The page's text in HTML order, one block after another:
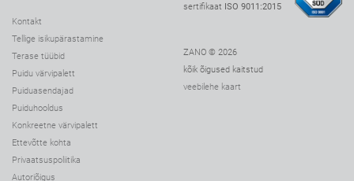
Kontakt
Tellige isikupärastamine
Terase tüübid
Puidu värvipalett
Puiduasendajad
Puiduhooldus
Konkreetne värvipalett
Ettevõtte kohta
Privaatsuspoliitika
Autoriõigus
sertifikaat ISO 9011:2015
ZANO © 2026
kõik õigused kaitstud
veebilehe kaart